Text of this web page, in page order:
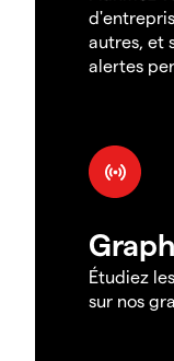
autres, et
alertes
Étudiez
sur nos